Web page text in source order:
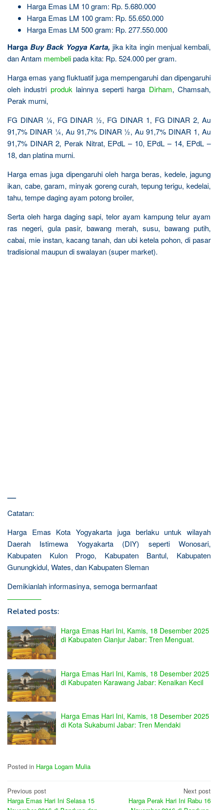
Harga Emas LM 10 gram: Rp. 5.680.000
Harga Emas LM 100 gram: Rp. 55.650.000
Harga Emas LM 500 gram: Rp. 277.550.000
HargaBuy Back Yogya Karta,jika kita ingin menjual kembali,
dan Antam membelipada kita: Rp. 524.000 per gram.
Harga emas yang fluktuatif juga mempengaruhi dan dipengaruhi
oleh industri produklainnya seperti harga Dirham, Chamsah,
Perak murni,
FG DINAR ¼, FG DINAR ½, FG DINAR 1, FG DINAR 2, Au
91,7% DINAR ¼, Au 91,7% DINAR ½, Au 91,7% DINAR 1, Au
91,7% DINAR 2, Perak Nitrat, EPdL – 10, EPdL – 14, EPdL –
18, dan platina murni.
Harga emas juga dipengaruhi oleh harga beras, kedele, jagung
ikan, cabe, garam, minyak goreng curah, tepung terigu, kedelai,
tahu, tempe daging ayam potong broiler,
Serta oleh harga daging sapi, telor ayam kampung telur ayam
ras negeri, gula pasir, bawang merah, susu, bawang putih,
cabai, mie instan, kacang tanah, dan ubi ketela pohon, di pasar
tradisional maupun di swalayan (super market).
—
Catatan:
Harga Emas Kota Yogyakarta juga berlaku untuk wilayah
Daerah Istimewa Yogyakarta (DIY) seperti Wonosari,
Kabupaten Kulon Progo, Kabupaten Bantul, Kabupaten
Gunungkidul, Wates, dan Kabupaten Sleman
Demikianlah informasinya, semoga bermanfaat
Related posts:
Harga Emas Hari Ini, Kamis, 18 Desember 2025
di Kabupaten Cianjur Jabar: Tren Menguat.
Harga Emas Hari Ini, Kamis, 18 Desember 2025
di Kabupaten Karawang Jabar: Kenaikan Kecil
Harga Emas Hari Ini, Kamis, 18 Desember 2025
di Kota Sukabumi Jabar: Tren Mendaki
Posted in Harga Logam Mulia
Post
navigation
Previous post
Harga Emas Hari Ini Selasa 15
Next post
Harga Perak Hari Ini Rabu 16